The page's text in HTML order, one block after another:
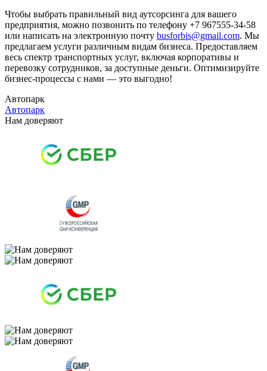
Чтобы выбрать правильный вид аутсорсинга для вашего
предприятия, можно позвонить по телефону +7 967555-34-58
или написать на электронную почту busforbis@gmail.com. Мы
предлагаем услуги различным видам бизнеса. Предоставляем
весь спектр транспортных услуг, включая корпоративы и
перевозку сотрудников, за доступные деньги. Оптимизируйте
бизнес-процессы с нами — это выгодно!
Автопарк
Автопарк
Нам доверяют